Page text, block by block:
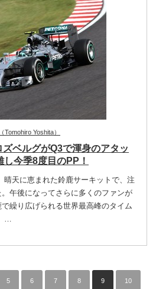
Tomohiro Yoshita）
ズベルグがQ3で渾身のアタッ
今季8度目のPP！
天に恵まれた鈴鹿サーキットで、注
午後になってさらに多くのファンが
繰り広げられる世界最高峰のタイム
…
5 6 7 8 9 10